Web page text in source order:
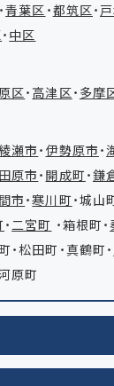
・青葉区 ・都筑区・
・ 中区
区・ 高津区・ 多摩
瀬市・ 伊勢原市 ・
原市 ・ 開成町 ・鎌
市 ・寒川町 ・城山
・ 二宮町 ・箱根町・
・松田町・真鶴町・
原町